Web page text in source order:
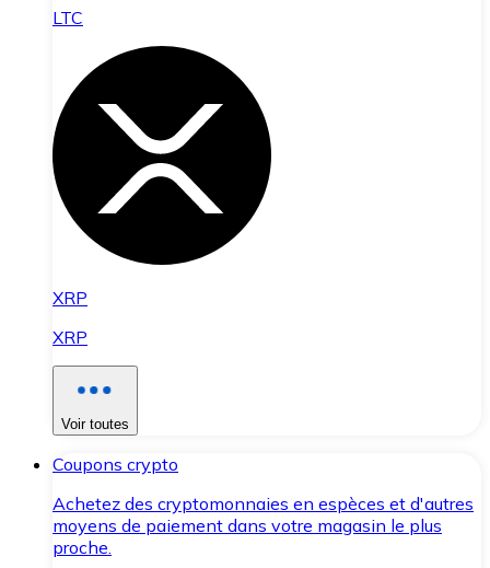
LTC
XRP
XRP
Voir toutes
Coupons crypto
Achetez des cryptomonnaies en espèces et d'autres
moyens de paiement dans votre magasin le plus
proche.